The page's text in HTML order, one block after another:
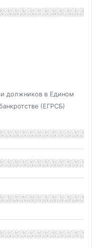
должников в Едином
(ЕГРСБ)